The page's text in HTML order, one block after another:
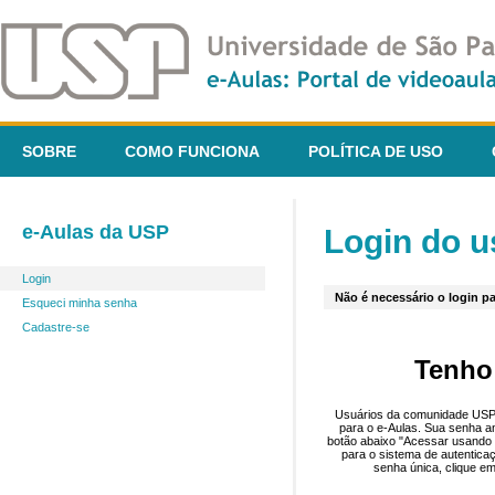
SOBRE COMO FUNCIONA POLÍTICA DE USO
e-Aulas da USP
Login
Esqueci minha senha
Cadastre-se
Login do
Não é necessário o login
Usuários da comunidade
para o e-Aulas. Sua senha
botão abaixo "Acessar
para o sistema de
senha única, clique